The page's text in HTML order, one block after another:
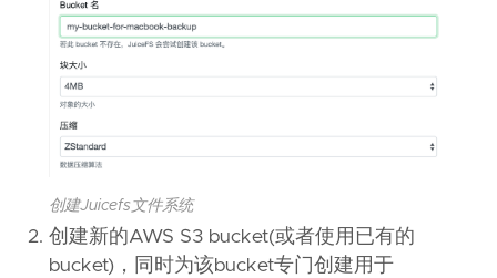
创建Juicefs文件系统
创建新的AWS S3 bucket(或者使用已有的
bucket)，同时为该bucket专门创建用于